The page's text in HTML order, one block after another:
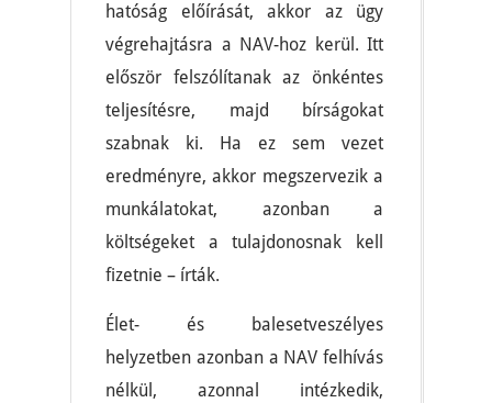
hatóság előírását, akkor az ügy
végrehajtásra a NAV-hoz kerül. Itt
először felszólítanak az önkéntes
teljesítésre, majd bírságokat
szabnak ki. Ha ez sem vezet
eredményre, akkor megszervezik a
munkálatokat, azonban a
költségeket a tulajdonosnak kell
fizetnie – írták.
Élet- és balesetveszélyes
helyzetben azonban a NAV felhívás
nélkül, azonnal intézkedik,